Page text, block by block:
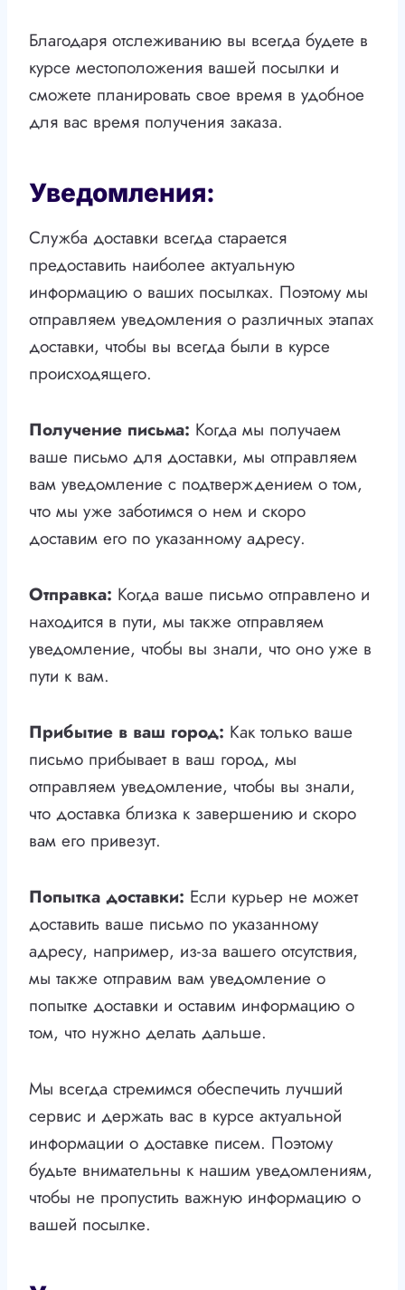
Благодаря отслеживанию вы всегда будете в
курсе местоположения вашей посылки и
сможете планировать свое время в удобное
для вас время получения заказа.
Уведомления:
Служба доставки всегда старается
предоставить наиболее актуальную
информацию о ваших посылках. Поэтому мы
отправляем уведомления о различных этапах
доставки, чтобы вы всегда были в курсе
происходящего.
Получение письма: Когда мы получаем
ваше письмо для доставки, мы отправляем
вам уведомление с подтверждением о том,
что мы уже заботимся о нем и скоро
доставим его по указанному адресу.
Отправка: Когда ваше письмо отправлено и
находится в пути, мы также отправляем
уведомление, чтобы вы знали, что оно уже в
пути к вам.
Прибытие в ваш город: Как только ваше
письмо прибывает в ваш город, мы
отправляем уведомление, чтобы вы знали,
что доставка близка к завершению и скоро
вам его привезут.
Попытка доставки: Если курьер не может
доставить ваше письмо по указанному
адресу, например, из-за вашего отсутствия,
мы также отправим вам уведомление о
попытке доставки и оставим информацию о
том, что нужно делать дальше.
Мы всегда стремимся обеспечить лучший
сервис и держать вас в курсе актуальной
информации о доставке писем. Поэтому
будьте внимательны к нашим уведомлениям,
чтобы не пропустить важную информацию о
вашей посылке.